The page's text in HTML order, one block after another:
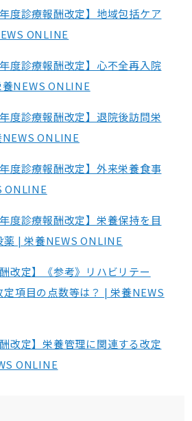
度診療報酬改定】地域包括ケア
ONLINE
度診療報酬改定】心不全再入院
NEWS ONLINE
度診療報酬改定】退院後訪問栄
ONLINE
度診療報酬改定】外来栄養食事
ONLINE
度診療報酬改定】栄養保持を目
| 栄養NEWS ONLINE
改定】《参考》リハビリテー
項目の点数等は？ | 栄養NEWS
改定】栄養管理に関連する改定
ONLINE